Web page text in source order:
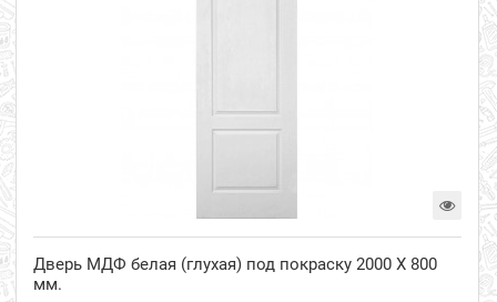
Дверь МДФ белая (глухая) под покраску 2000 Х 800
мм.